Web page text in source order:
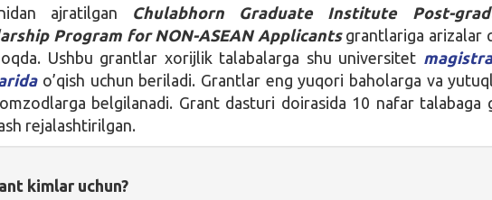
ajratilgan Chulabhorn Graduate Institute Post-
Program for NON-ASEAN Applicantsgrantlariga arizalar
Ushbu grantlar xorijlik talabalarga shu universitet
o’qish uchun beriladi. Grantlar eng yuqori baholarga va
belgilanadi. Grant dasturi doirasida 10 nafar talabaga
rejalashtirilgan.
kimlar uchun?